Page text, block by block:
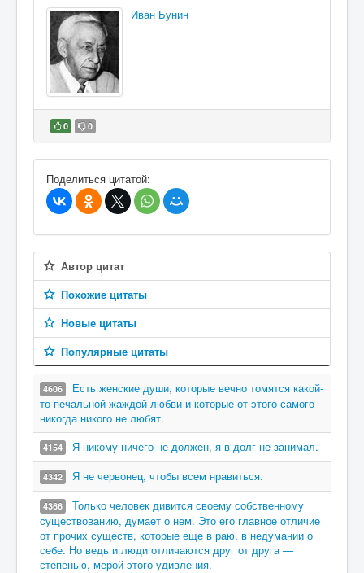
Иван Бунин
0 0
В избранное
Поделиться цитатой:
Автор цитат
Похожие цитаты
Новые цитаты
Популярные цитаты
4606
Есть женские души, которые вечно томятся какой-
то печальной жаждой любви и которые от этого самого
никогда никого не любят.
4154 Я никому ничего не должен, я в долг не занимал.
4342 Я не червонец, чтобы всем нравиться.
4366
Только человек дивится своему собственному
существованию, думает о нем. Это его главное отличие
от прочих существ, которые еще в раю, в недумании о
себе. Но ведь и люди отличаются друг от друга —
степенью, мерой этого удивления.